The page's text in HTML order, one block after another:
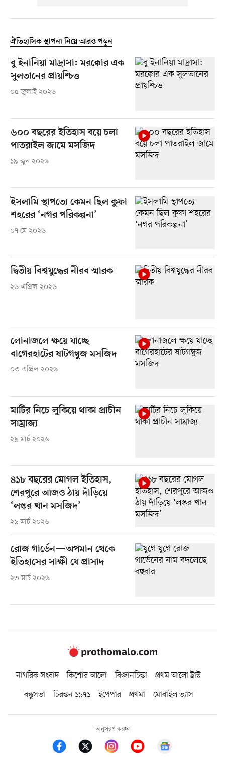
ঐতিহাসিক স্থাপনা নিয়ে আরও পড়ুন
বু ইনানিয়া মাদ্রাসা: মরক্কোর এক
সুলতানের প্রায়শ্চিত্ত
০৫ জুলাই ২০২৬
৬০০ বছরের ইতিহাস বয়ে চলা
পাতরাইল জামে মসজিদ
১৯ জুন ২০২৬
ইসলামি স্থাপত্যে কেমন ছিল কুফা
শহরের ‘নগর পরিকল্পনা’
০৭ মে ২০২৬
দ্বিতীয় বিশ্বযুদ্ধের নীরব স্মারক
২৬ এপ্রিল ২০২৬
লোনাজলে ক্ষয়ে যাচ্ছে
বাগেরহাটের ষাটগম্বুজ মসজিদ
০৩ এপ্রিল ২০২৬
মাটির নিচে লুকিয়ে থাকা প্রাচীন
সাম্রাজ্য
২৯ মার্চ ২০২৬
৪১৮ বছরের মোগল ইতিহাস,
শেরপুরে আজও ঠায় দাঁড়িয়ে
‘লস্কর খান মসজিদ’
২৯ মার্চ ২০২৬
রোজ গার্ডেন—অপমান থেকে
ইতিহাসের সাক্ষী যে প্রাসাদ
২৩ মার্চ ২০২৬
নাগরিক সংবাদ কিশোর আলো বিজ্ঞানচিন্তা
প্রথম আলো ট্রাস্ট
বন্ধুসভা
চিরন্তন ১৯৭১ ইপেপার প্রথমা মোবাইল ভ্যাস
অনুসরণ করুন